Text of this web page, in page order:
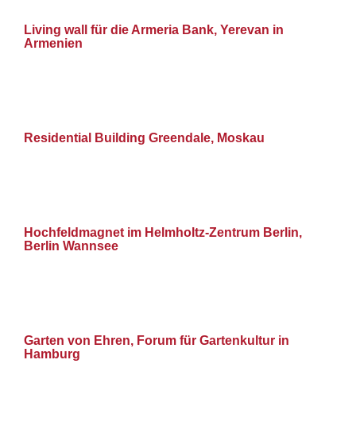
Living wall für die Armeria Bank, Yerevan in
Armenien
Residential Building Greendale, Moskau
Hochfeldmagnet im Helmholtz-Zentrum Berlin,
Berlin Wannsee
Garten von Ehren, Forum für Gartenkultur in
Hamburg